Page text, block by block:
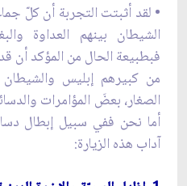
• لقد أثبتت التجربة أن كلّ
الشيطان بينهم العداوة
فبطبيعة الحال من المؤكد
من كبيرهم إبليس والشيطان
الصغار، بعضَ المؤامرات
أما نحن ففي سبيل إبطال
آداب هذه الزيارة: